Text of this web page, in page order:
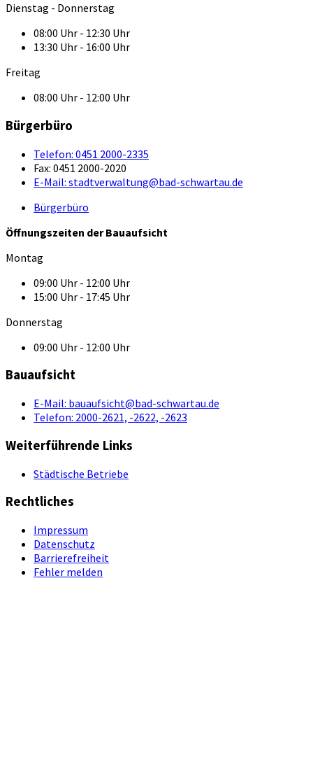
Dienstag - Donnerstag
08:00 Uhr - 12:30 Uhr
13:30 Uhr - 16:00 Uhr
Freitag
08:00 Uhr - 12:00 Uhr
Bürgerbüro
Telefon: 0451 2000-2335
Fax: 0451 2000-2020
E-Mail: stadtverwaltung@bad-schwartau.de
Bürgerbüro
Öffnungszeiten der Bauaufsicht
Montag
09:00 Uhr - 12:00 Uhr
15:00 Uhr - 17:45 Uhr
Donnerstag
09:00 Uhr - 12:00 Uhr
Bauaufsicht
E-Mail: bauaufsicht@bad-schwartau.de
Telefon: 2000-2621, -2622, -2623
Weiterführende Links
Städtische Betriebe
Rechtliches
Impressum
Datenschutz
Barrierefreiheit
Fehler melden